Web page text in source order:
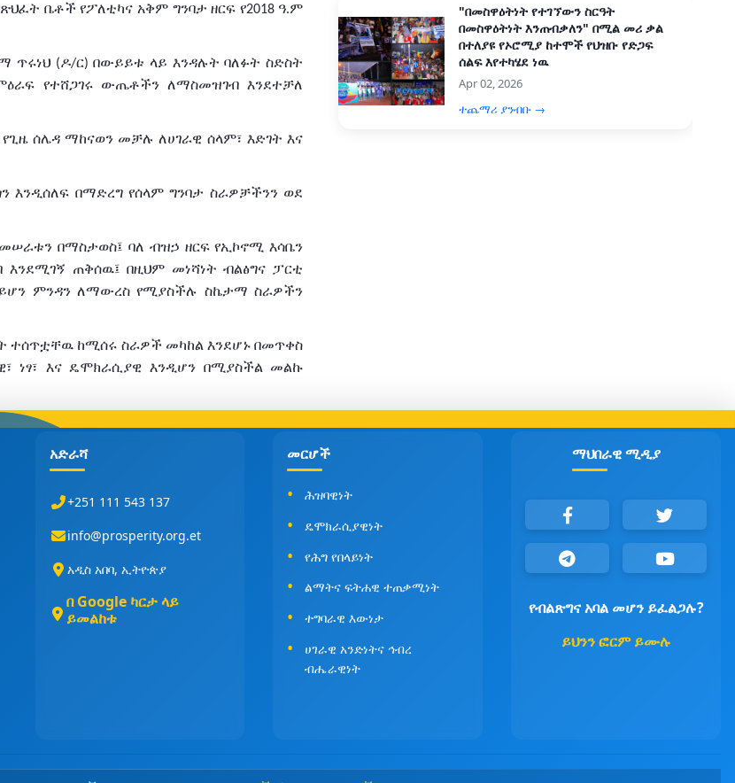
ጽህፈት ቤቶች የፖለቲካና አቅም ግንባታ ዘርፍ የ2018 ዓ.ም
ጥሩነህ(ዶ/ር)በውይይቱ ላይ እንዳሉትባለፉት ስድስት
የተሸጋገሩ
ውጤቶችን ለማስመዝገብ እንደተቻለ
የጊዜ ሰሌዳ ማከናወን መቻሉ ለሀገራዊ ሰላም፣ እድገት እና
እንዲሰለፍ በማድረግ የሰላም ግንባታ ስራዎቻችንን ወደ
መሠራቱን በማስታወስ፤ ባለ ብዝኃ ዘርፍ የኢኮኖሚ እሳቤን
እንደሚገኝ ጠቅሰዉ፤ በዚህም መነሻነት ብልፅግና ፓርቲ
ምንዳን ለማውረስ የሚያስችሉ ስኬታማ ስራዎችን
ተሰጥቷቸዉ ከሚሰሩ ስራዎች መካከል እንደሆኑ በመጥቀስ
ነፃ፣ እና ዴሞክራሲያዊ እንዲሆን በሚያስችል መልኩ
"በመስዋዕትነት የተገኘውን ስርዓት
በመስዋዕትነት እንጠብቃለን" በሚል መሪ ቃል
በተለያዩ የኦሮሚያ ከተሞች የህዝቡ የድጋፍ
ሰልፍ እየተካሄደ ነዉ
Apr 02, 2026
ተጨማሪ ያንብቡ →
አድራሻ
+251 111 543 137
info@prosperity.org.et
አዲስ አበባ, ኢትዮጵያ
በ Google ካርታ ላይ
ይመልከቱ
መርሆች
ሕዝባዊነት
ዴሞክራሲያዊነት
የሕግ የበላይነት
ልማትና ፍትሐዊ ተጠቃሚነት
ተግባራዊ እውነታ
ሀገራዊ አንድነትና ኅብረ
ብሔራዊነት
ማህበራዊ ሚዲያ
የብልጽግና አባል መሆን ይፈልጋሉ?
ይህንን ፎርም ይሙሉ